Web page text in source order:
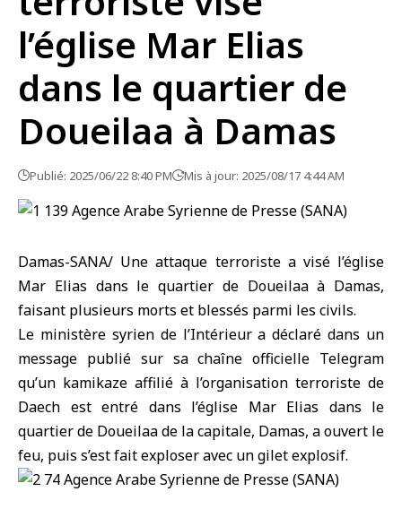
l’église Mar Elias
dans le quartier de
Doueilaa à Damas
Publié: 2025/06/22 8:40 PM Mis à jour: 2025/08/17 4:44 AM
Damas-SANA/ Une attaque terroriste a visé l’église
Mar Elias dans le quartier de Doueilaa à Damas,
faisant plusieurs morts et blessés parmi les civils.
Le ministère syrien de l’Intérieur a déclaré dans un
message publié sur sa chaîne officielle Telegram
qu’un kamikaze affilié à l’organisation terroriste de
Daech est entré dans l’église Mar Elias dans le
quartier de Doueilaa de la capitale, Damas, a ouvert le
feu, puis s’est fait exploser avec un gilet explosif.